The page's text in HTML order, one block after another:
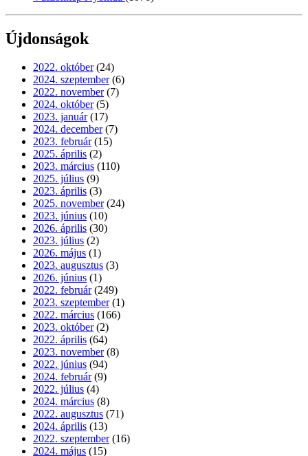
Újdonságok
2022. október (24)
2024. szeptember (6)
2022. november (7)
2024. október (5)
2023. január (17)
2024. december (7)
2023. február (15)
2025. április (2)
2023. március (110)
2025. július (9)
2023. április (3)
2025. november (24)
2023. június (10)
2026. április (30)
2023. július (2)
2026. május (1)
2023. augusztus (3)
2026. június (1)
2022. február (249)
2023. szeptember (1)
2022. március (166)
2023. október (2)
2022. április (64)
2023. november (8)
2022. június (94)
2024. február (9)
2022. július (4)
2024. március (8)
2022. augusztus (71)
2024. április (13)
2022. szeptember (16)
2024. május (15)